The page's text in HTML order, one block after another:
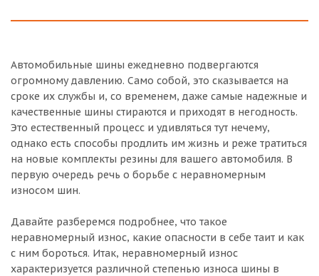
Автомобильные шины ежедневно подвергаются
огромному давлению. Само собой, это сказывается на
сроке их службы и, со временем, даже самые надежные и
качественные шины стираются и приходят в негодность.
Это естественный процесс и удивляться тут нечему,
однако есть способы продлить им жизнь и реже тратиться
на новые комплекты резины для вашего автомобиля. В
первую очередь речь о борьбе с неравномерным
износом шин.
Давайте разберемся подробнее, что такое
неравномерный износ, какие опасности в себе таит и как
с ним бороться. Итак, неравномерный износ
характеризуется различной степенью износа шины в